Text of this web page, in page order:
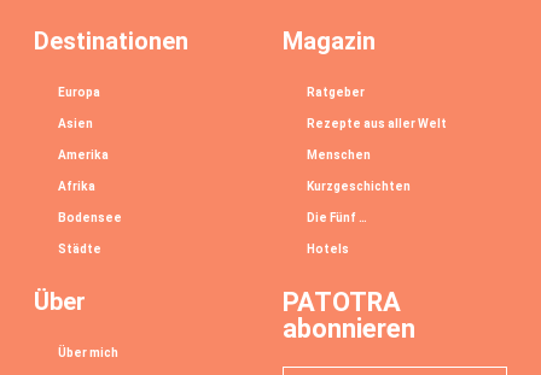
Destinationen
Europa
Asien
Amerika
Afrika
Bodensee
Städte
Magazin
Ratgeber
Rezepte aus aller Welt
Menschen
Kurzgeschichten
Die Fünf …
Hotels
Über
Über mich
PATOTRA
abonnieren